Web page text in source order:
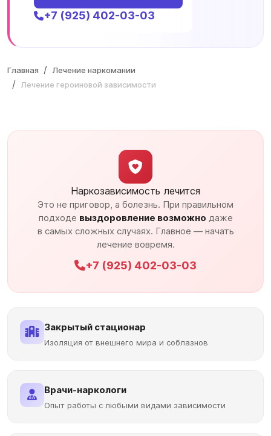
+7 (925) 402-03-03
Главная
Лечение наркомании
Лечение героиновой зависимости
Наркозависимость лечится
Это не приговор, а болезнь. При правильном
подходе выздоровление возможно даже
в самых сложных случаях. Главное — начать
лечение вовремя.
+7 (925) 402-03-03
Закрытый стационар
Изоляция от внешнего мира и соблазнов
Врачи-наркологи
Опыт работы с любыми видами зависимости